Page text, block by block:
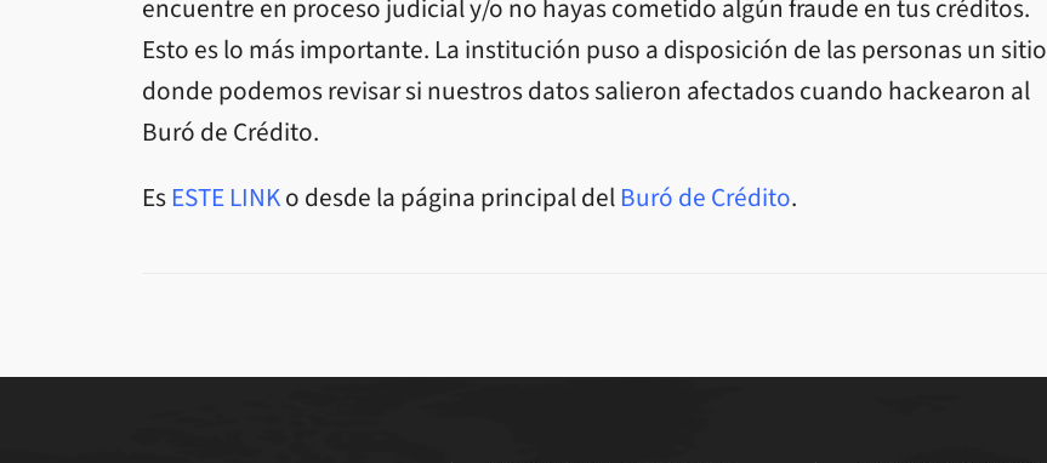
encuentre en proceso judicial y/o no hayas cometido algún fraude en tus créditos.
Esto es lo más importante. La institución puso a disposición de las personas un sitio
donde podemos revisar si nuestros datos salieron afectados cuando hackearon al
Buró de Crédito.
Es ESTE LINKo desde la página principal del Buró de Crédito.